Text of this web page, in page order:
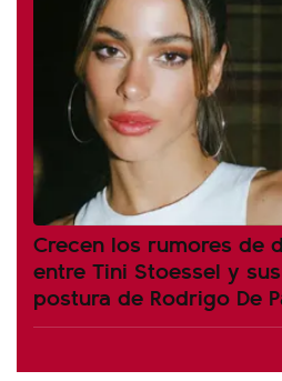
Crecen los rumores de
entre Tini Stoessel y
postura de Rodrigo De